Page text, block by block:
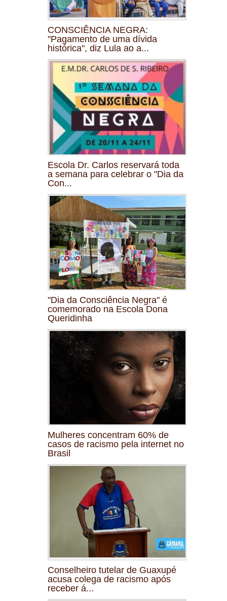
CONSCIÊNCIA NEGRA:
"Pagamento de uma dívida
histórica", diz Lula ao a...
Escola Dr. Carlos reservará toda
a semana para celebrar o "Dia da
Con...
"Dia da Consciência Negra" é
comemorado na Escola Dona
Queridinha
Mulheres concentram 60% de
casos de racismo pela internet no
Brasil
Conselheiro tutelar de Guaxupé
acusa colega de racismo após
receber á...